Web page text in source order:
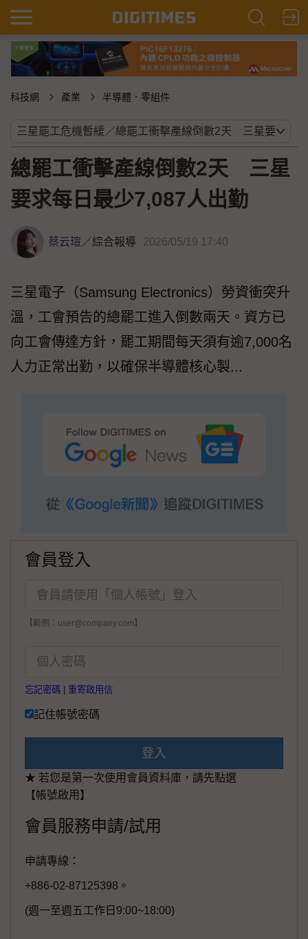
科技網 產業 半導體．零組件
總罷工衝擊產線倒數2天 三星
要求每日最少7,087人出勤
蔡云瑄／綜合報導 2026/05/19 17:40
三星電子（Samsung Electronics）勞資衝突升
溫，工會預告的總罷工進入倒數兩天。資方已
向工會傳達方針，罷工期間每天須有逾7,000名
人力正常出勤，以確保半導體核心製...
會員登入
【範例：user@company.com】
忘記密碼 重寄啟用信
記住帳號密碼
登入
★ 若您是第一次使用會員資料庫，請先點選
【帳號啟用】
會員服務申請/試用
申請專線：
+886-02-87125398。
(週一至週五工作日9:00~18:00)